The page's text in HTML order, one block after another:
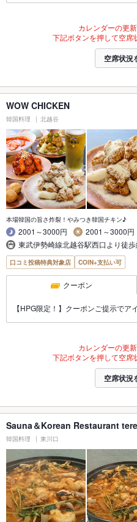
カレンダーの更
下記ボタンを押して空席
空席状況
WOW CHICKEN
韓国料理 北越谷
本場韓国の旨さ炸裂！やみつき韓国チキン♪
2001～3000円
2001～3000円
東武伊勢崎線北越谷駅西口より徒
口コミ投稿特典対象店 COIN+支払い可
クーポン
【HPG限定！】クーポンご提示で
カレンダーの更
下記ボタンを押して空席
空席状況
Sauna＆Korean Restaurant
韓国料理 東川口